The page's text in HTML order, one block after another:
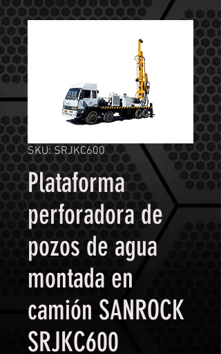
SKU: SRJKC600
Plataforma
perforadora de
pozos de agua
montada en
camión SANROCK
SRJKC600